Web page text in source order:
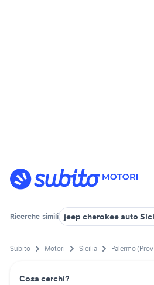
Ricerche simili jeep cherokee auto
Subito Motori Sicilia Palermo
Cosa cerchi?